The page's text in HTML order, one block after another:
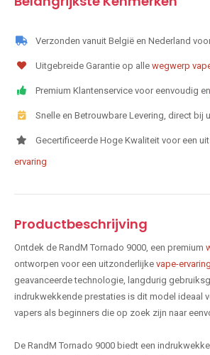
Verzonden vanuit België en Nederland
Uitgebreide Garantie op alle wegwerp
Premium Klantenservice voor eenvoudig en
Snelle en Betrouwbare Levering, direct bij
Gecertificeerde Hoge Kwaliteit voor een
ervaring
Productbeschrijving
Ontdek de RandM Tornado 9000, een premium
ontworpen voor een uitzonderlijke vape-ervaring
geavanceerde technologie, langdurig
indrukwekkende prestaties is dit model ideaal
vapers als beginners die op zoek zijn naar
De RandM Tornado 9000 biedt een